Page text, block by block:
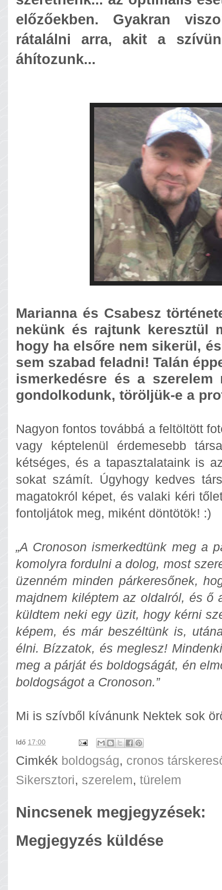
előzőekben. Gyakran
rátalálni arra, akit a
áhítozunk...
Marianna és Csabesz
nekünk és rajtunk keresztül
hogy ha elsőre nem sikerül,
sem szabad feladni! Talán
ismerkedésre és a szerelem
gondolkodunk, töröljük-e a
Nagyon fontos továbbá a feltöltött
vagy képtelenül érdemesebb
kétséges, és a tapasztalataink is
sokat számít. Úgyhogy kedves
magatokról képet, és valaki kéri
fontoljátok meg, miként döntötök! :)
„A Cronoson ismerkedtünk meg a
komolyra fordulni a dolog, most
üzenném minden párkeresőnek,
majdnem kiléptem az oldalról, és ő
küldtem neki egy üzit, hogy kérni
képem, és már beszéltünk is,
élni. Bízzatok, és meglesz!
meg a párját és boldogságát, én
boldogságot a Cronoson.”
Mi is szívből kívánunk Nektek sok
Idő 17:00
Cimkék boldogság, cronos
Sikersztori, szerelem, türelem
Nincsenek megjegyzések:
Megjegyzés küldése